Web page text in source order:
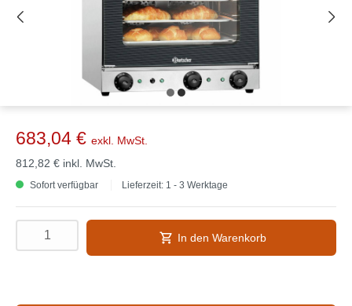
683,04 € exkl. MwSt.
812,82 € inkl. MwSt.
Sofort verfügbar Lieferzeit: 1 - 3 Werktage
In den Warenkorb